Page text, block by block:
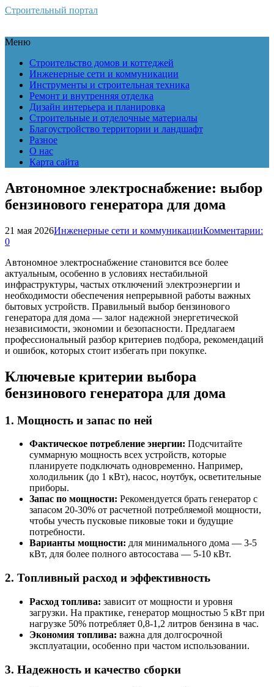
Строительный портал
Меню
Строительство домов и коттеджей
Инженерные сети и коммуникации
Инструменты и строительная техника
Ремонт и внутренняя отделка
Дизайн интерьера и планировка
Строительные и отделочные материалы
Благоустройство территории и ландшафт
Разное
О нас
Карта сайта
Автономное электроснабжение: выбор
бензинового генератора для дома
21 мая 2026Инженерные сети и коммуникацииКомментарии:
0
Автономное электроснабжение становится все более
актуальным, особенно в условиях нестабильной
инфраструктуры, частых отключений электроэнергии и
необходимости обеспечения непрерывной работы важных
бытовых устройств. Правильный выбор бензинового
генератора для дома — залог надежной энергетической
независимости, экономии и безопасности. Предлагаем
профессиональный разбор критериев подбора, рекомендаций
и ошибок, которых стоит избегать при покупке.
Ключевые критерии выбора
бензинового генератора для дома
1. Мощность и запас по ней
Фактическое потребление энергии: Подсчитайте
суммарную мощность всех устройств, которые
планируете подключать одновременно. Например,
холодильник (до 1 кВт), насос, ноутбук, осветительные
приборы.
Запас по мощности: Рекомендуется брать генератор с
запасом 20-30% от расчетной потребляемой мощности,
чтобы учесть пусковые пиковые токи и будущие
потребности.
Варианты мощности: для минимального дома — 3-5
кВт, для более полного автосостава — 5-10 кВт.
2. Топливный расход и эффективность
Расход топлива: зависит от мощности и уровня
загрузки. На практике, генератор мощностью 5 кВт при
нагрузке 50% потребляет 0,8-1,2 литров бензина в час.
Экономия топлива: важна для долгосрочной
эксплуатации, особенно при частом использовании.
3. Надежность и качество сборки